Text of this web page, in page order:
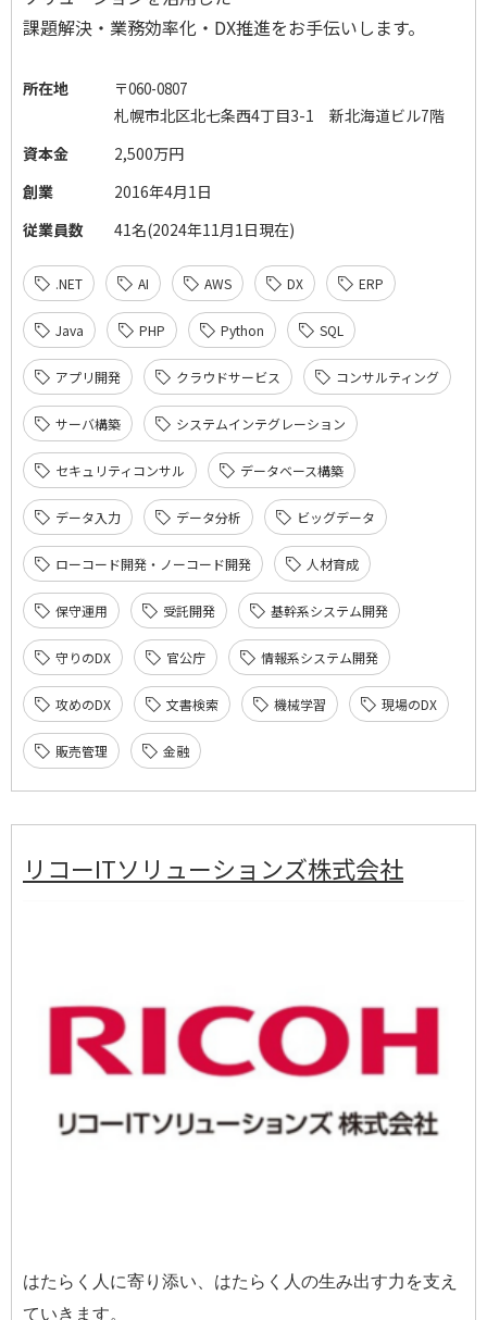
課題解決・業務効率化・ DX推進をお手伝いします。
所在地 〒060-0807
札幌市北区北七条西4丁目3-1 新北海道ビル7階
資本金
2,500万円
創業
2016年4月1日
従業員数
41名(2024年11月1日現在)
.NET AI AWS DX ERP
Java PHP Python SQL
アプリ開発 クラウドサービス コンサルティング
サーバ構築 システムインテグレーション
セキュリティコンサル データベース構築
データ入力 データ分析 ビッグデータ
ローコード開発・ノーコード開発 人材育成
保守運用 受託開発 基幹系システム開発
守りのDX 官公庁 情報系システム開発
攻めのDX 文書検索 機械学習 現場のDX
販売管理 金融
リコーITソリューションズ株式会社
はたらく人に寄り添い、はたらく人の生み出す力を支え
ていきます。